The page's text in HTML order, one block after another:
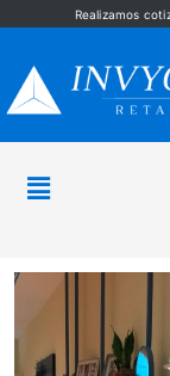
Realizamos